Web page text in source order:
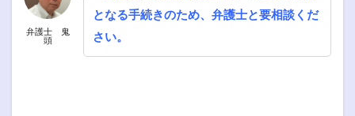
弁護士 鬼
頭
となる手続きのため、弁護士と要相談くだ
さい。